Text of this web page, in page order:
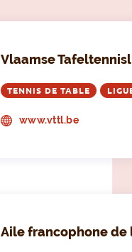
Vlaamse
TENNIS DE TABLE
www.vttl.be
Aile francophone